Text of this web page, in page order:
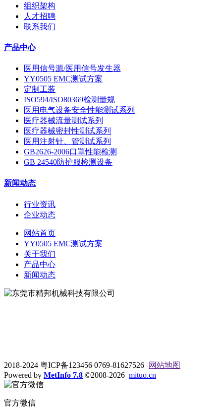
组织架构
人才招聘
联系我们
产品中心
医用信号源/医用信号发生器
YY0505 EMC测试方案
定制工装
ISO594/ISO80369检测量规
医用电气设备安全性能测试系列
医疗器械流量测试系列
医疗器械密封性测试系列
医用注射针、管测试系列
GB2626-2006口罩性能检测
GB 24540防护服检测设备
新闻动态
行业资讯
企业动态
网站首页
YY0505 EMC测试方案
关于我们
产品中心
新闻动态
2018-2024 粤ICP备123456 0769-81627526
网站地图
Powered by MetInfo 7.8 ©2008-2026 mituo.cn
官方微信